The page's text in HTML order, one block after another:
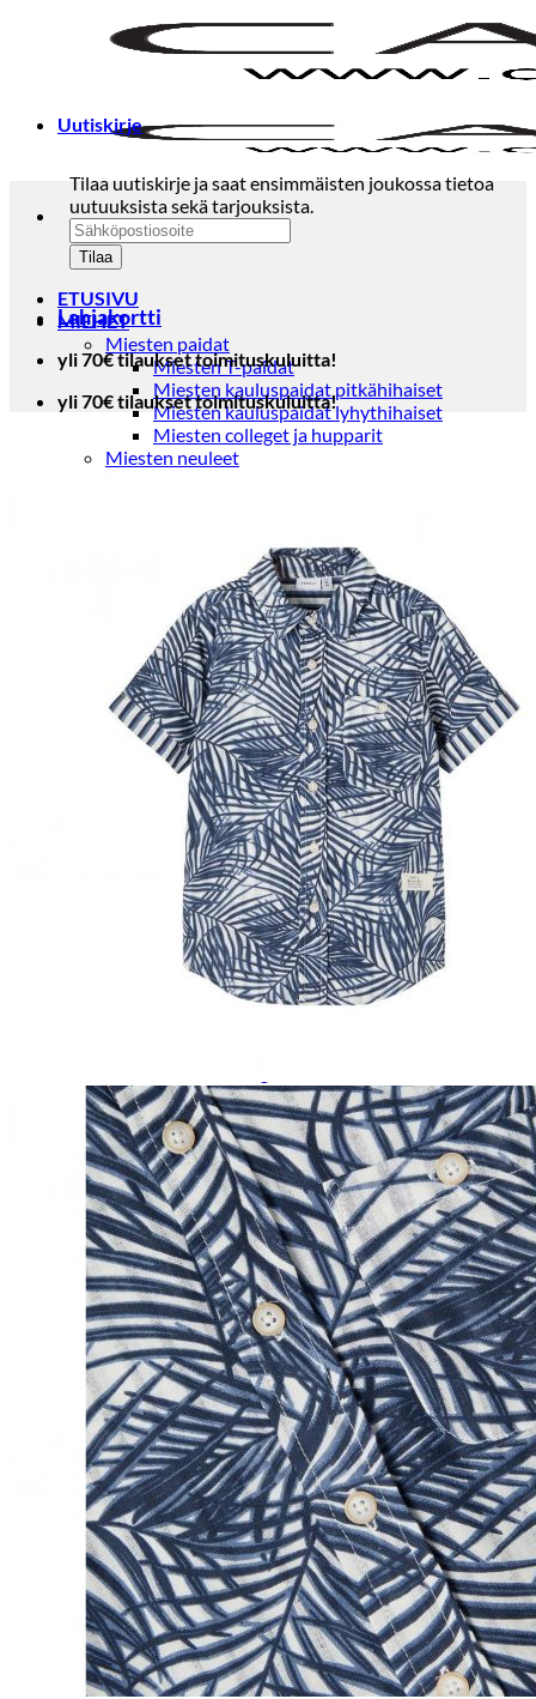
ETUSIVU
MIEHET
Miesten paidat
Miesten T-paidat
Miesten kauluspaidat pitkähihaiset
Miesten kauluspaidat lyhythihaiset
Miesten colleget ja hupparit
Miesten neuleet
Puvuntakit ja blazerit
Miesten housut
Miesten housut
Miesten farkut
Miesten collegehousut
Miesten shortsit
Miesten asusteet
Vyöt ja olkaimet
Solmiot, rusetit ja taskuliinat
Miesten päähineet, huivit ja käsineet
Miesten yöasut ja alusvaatteet
Miesten alusvaatteet
Miesten sukat
Miesten yöasut
Miesten aamutakit ja kylpytakit
Miesten takit
Miesten nahkatakit
Miesten kevät-ja syystakit
Miesten villakangastakit
Miesten talvitakit
Paidat, tunikat ja jakut
Trikoopaidat
Naisten puserot
Tunikat
Jakut ja liivit
Naisten neuleet
Naisten neuletakit
Naisten neulepuserot
Naisten mekot ja hameet
Mekot
Hameet
Naisten housut
Leggingsit ja collegehousut
Naisten housut
Naisten farkut
Caprit ja shortsit
Naisten asusteet
Vyöt ja korut
Naisten päähineet, huivit ja käsineet
Naisten yöasut ja alusvaatteet
Naisten alusvaatteet
Sukat ja sukkahousut
Naisten yöasut
Naisten aamutakit ja kylpytakit
Naisten takit
Naisten kevät-ja syystakit
Naisten nahkatakit
Uutiskirje
Tilaa uutiskirje ja saat ensimmäisten joukossa tietoa
uutuuksista sekä tarjouksista.
Lahjakortti
yli 70€ tilaukset toimituskuluitta!
yli 70€ tilaukset toimituskuluitta!